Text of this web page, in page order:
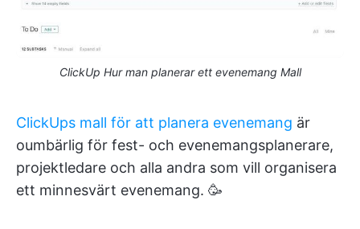
ClickUp Hur man planerar ett evenemang Mall
ClickUps mall för att planera evenemang är
oumbärlig för fest- och evenemangsplanerare,
projektledare och alla andra som vill organisera
ett minnesvärt evenemang. 🥳